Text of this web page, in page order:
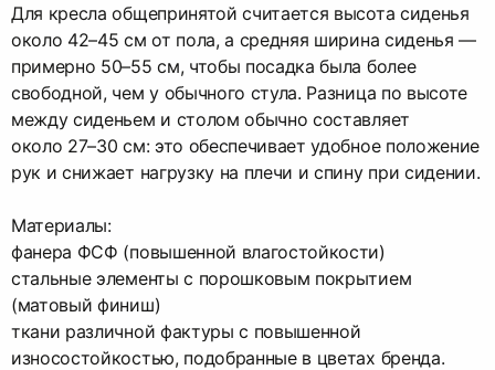
Для кресла общепринятой считается высота сиденья
около 42–45 см от пола, а средняя ширина сиденья —
примерно 50–55 см, чтобы посадка была более
свободной, чем у обычного стула. Разница по высоте
между сиденьем и столом обычно составляет
около 27–30 см: это обеспечивает удобное положение
рук и снижает нагрузку на плечи и спину при сидении.
Материалы:
фанера ФСФ (повышенной влагостойкости)
стальные элементы с порошковым покрытием
(матовый финиш)
ткани различной фактуры с повышенной
износостойкостью, подобранные в цветах бренда.